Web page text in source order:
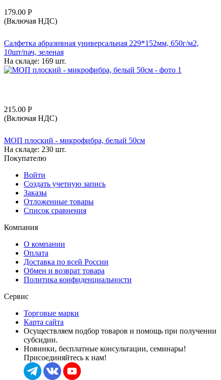
179.00 Р
(Включая НДС)
Салфетка абразивная универсальная 229*152мм, 650г/м2,
10шт/пач, зеленая
На складе: 169 шт.
215.00 Р
(Включая НДС)
МОП плоский - микрофибра, белый 50см
На складе: 230 шт.
Покупателю
Войти
Создать учетную запись
Заказы
Отложенные товары
Список сравнения
Компания
О компании
Оплата
Доставка по всей России
Обмен и возврат товара
Политика конфиденциальности
Сервис
Торговые марки
Карта сайта
Осуществляем подбор товаров и помощь при получении
субсидии.
Новинки, бесплатные консультации, семинары!
Присоединяйтесь к нам!